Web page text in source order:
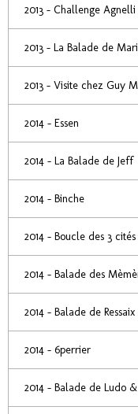
2013 - Challenge Agnelli
2013 - La Balade de
2013 - Visite chez Guy
2014 - Essen
2014 - La Balade de Jeff
2014 - Binche
2014 - Boucle des 3
2014 - Balade des
2014 - Balade de Ressaix
2014 - 6perrier
2014 - Balade de Ludo